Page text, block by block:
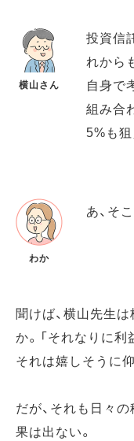
横山さん
投資信
れから
自身で
組み合
5%も狙
わか
あ、そ
聞けば、横山先生
か。「それなりに利
それは嬉しそうに
だが、それも日々
果は出ない。